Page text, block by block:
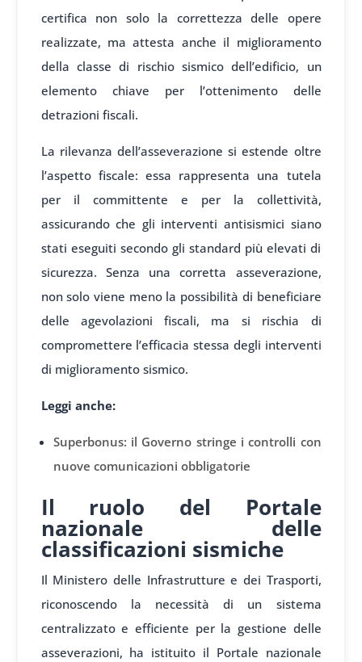
certifica non solo la correttezza delle opere
realizzate, ma attesta anche il miglioramento
della classe di rischio sismico dell’edificio, un
elemento chiave per l’ottenimento delle
detrazioni fiscali.
La rilevanza dell’asseverazione si estende oltre
l’aspetto fiscale: essa rappresenta una tutela
per il committente e per la collettività,
assicurando che gli interventi antisismici siano
stati eseguiti secondo gli standard più elevati di
sicurezza. Senza una corretta asseverazione,
non solo viene meno la possibilità di beneficiare
delle agevolazioni fiscali, ma si rischia di
compromettere l’efficacia stessa degli interventi
di miglioramento sismico.
Leggi anche:
Superbonus: il Governo stringe i controlli con
nuove comunicazioni obbligatorie
Il ruolo del Portale
nazionale delle
classificazioni sismiche
Il Ministero delle Infrastrutture e dei Trasporti,
riconoscendo la necessità di un sistema
centralizzato e efficiente per la gestione delle
asseverazioni, ha istituito il Portale nazionale